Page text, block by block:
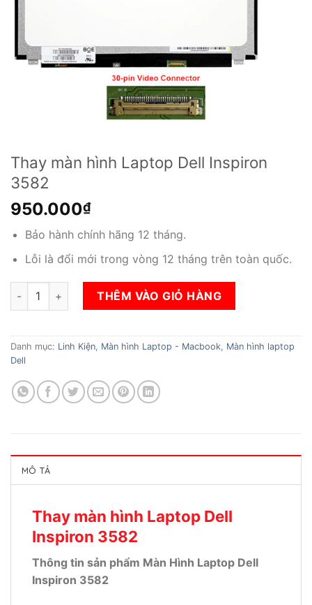
Thay màn hình Laptop Dell Inspiron
3582
950.000₫
Bảo hành chính hãng 12 tháng.
Lỗi là đổi mới trong vòng 12 tháng trên toàn quốc.
Thay màn hình Laptop Dell Inspiron 3582 số lượng
THÊM VÀO GIỎ HÀNG
Danh mục: Linh Kiện, Màn hình Laptop - Macbook, Màn hình laptop
Dell
MÔ TẢ
Thay màn hình Laptop Dell
Inspiron 3582
Thông tin sản phẩm Màn Hình Laptop Dell
Inspiron 3582